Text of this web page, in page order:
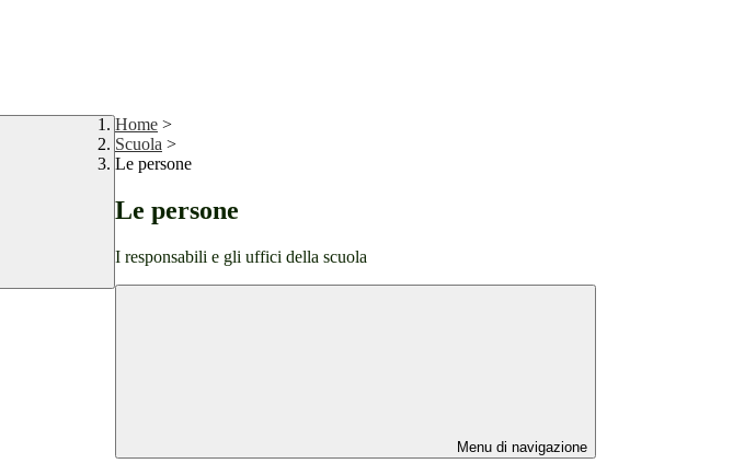
Home >
Scuola >
Le persone
Le persone
I responsabili e gli uffici della scuola
Menu di navigazione